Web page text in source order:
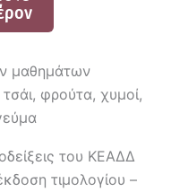
μαθημάτων
φρούτα, χυμοί,
του ΚΕΑΔΔ
τιμολογίου –